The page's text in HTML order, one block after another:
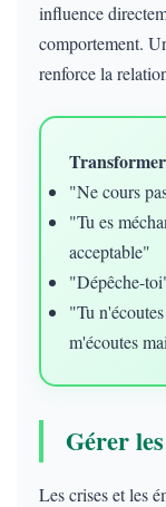
influence
comportement.
renforce la
Transformer
"Ne cours
"Tu es
acceptable"
"Dépêche-
"Tu
m'écoutes
Gérer
Les crises et les